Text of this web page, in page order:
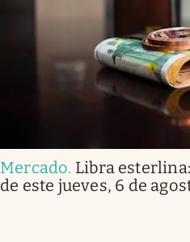
Mercado. Libra
de este jueves, 6 de